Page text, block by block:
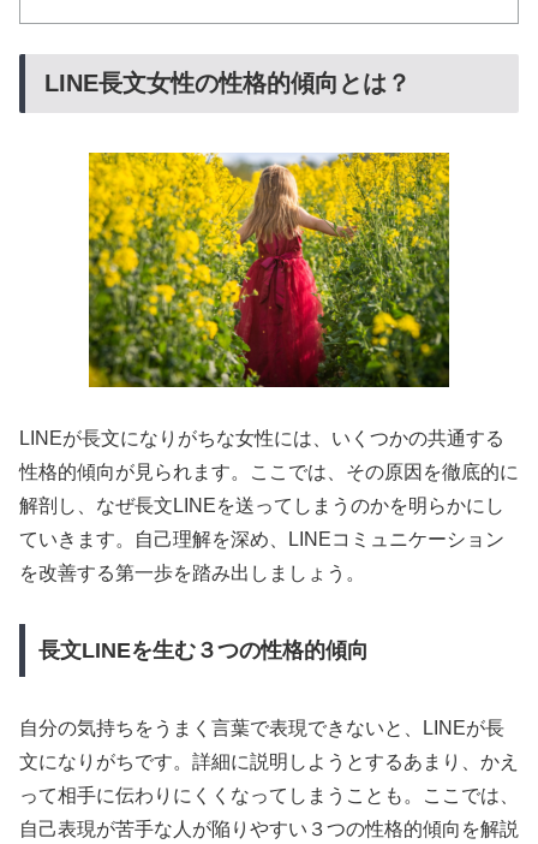
LINE長文女性の性格的傾向とは？
LINEが長文になりがちな女性には、いくつかの共通する
性格的傾向が見られます。ここでは、その原因を徹底的に
解剖し、なぜ長文LINEを送ってしまうのかを明らかにし
ていきます。自己理解を深め、LINEコミュニケーション
を改善する第一歩を踏み出しましょう。
長文LINEを生む３つの性格的傾向
自分の気持ちをうまく言葉で表現できないと、LINEが長
文になりがちです。詳細に説明しようとするあまり、かえ
って相手に伝わりにくくなってしまうことも。ここでは、
自己表現が苦手な人が陥りやすい３つの性格的傾向を解説